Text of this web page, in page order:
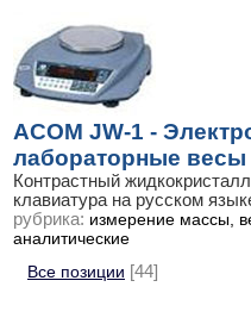
ACOM JW-1 -
лабораторные весы
Контрастный
клавиатура на русском
рубрика: измерение массы,
аналитические
Все позиции [44]